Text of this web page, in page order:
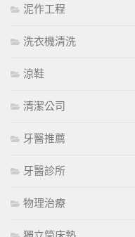
泥作工程
洗衣機清洗
涼鞋
清潔公司
牙醫推薦
牙醫診所
物理治療